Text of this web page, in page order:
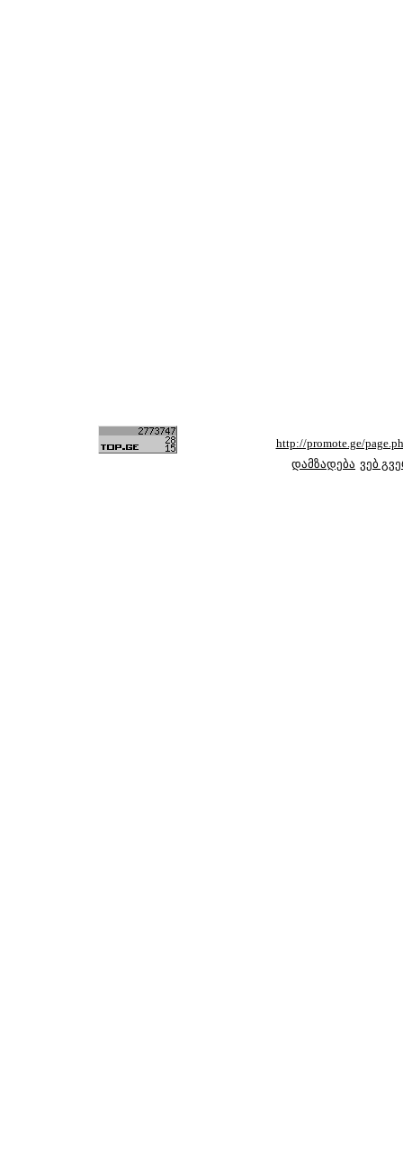
http://promote.ge/
დამზადება ვებ